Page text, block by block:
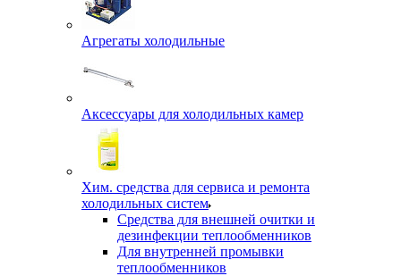
Агрегаты холодильные
Аксессуары для холодильных камер
Хим. средства для сервиса и ремонта
холодильных систем
Средства для внешней очитки и
дезинфекции теплообменников
Для внутренней промывки
теплообменников